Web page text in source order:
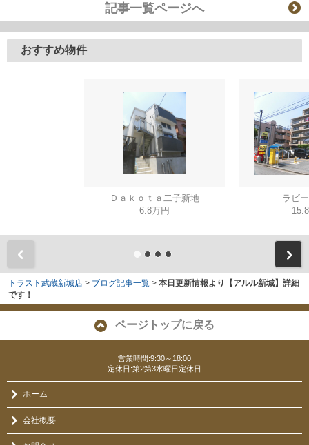
記事一覧ページへ
おすすめ物件
Ｄａｋｏｔａ二子新地
6.8万円
ラビ
トラスト武蔵新城店 > ブログ記事一覧 > 本日更新情報より【アルル新城】詳細
です！
ページトップに戻る
営業時間:9:30～18:00
定休日:第2第3水曜日定休日
ホーム
会社概要